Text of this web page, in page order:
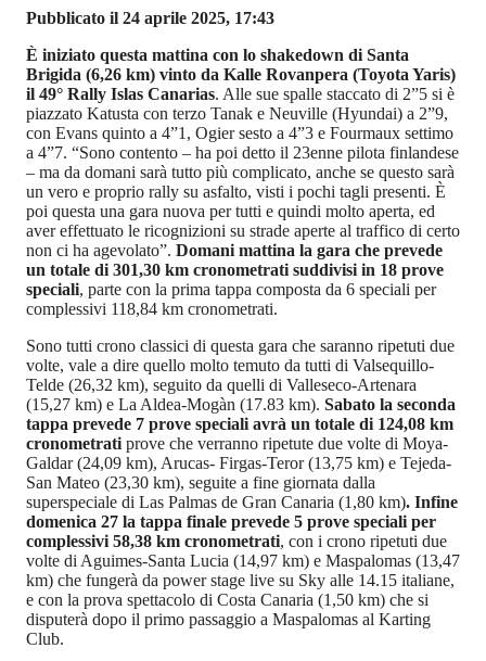
Pubblicato il 24 aprile 2025, 17:43
È iniziato questa mattina con lo shakedown di Santa
Brigida (6,26 km) vinto da Kalle Rovanpera (Toyota Yaris)
il 49° Rally Islas Canarias. Alle sue spalle staccato di 2”5 si è
piazzato Katusta con terzo Tanak e Neuville (Hyundai) a 2”9,
con Evans quinto a 4”1, Ogier sesto a 4”3 e Fourmaux settimo
a 4”7. “Sono contento – ha poi detto il 23enne pilota finlandese
– ma da domani sarà tutto più complicato, anche se questo sarà
un vero e proprio rally su asfalto, visti i pochi tagli presenti. È
poi questa una gara nuova per tutti e quindi molto aperta, ed
aver effettuato le ricognizioni su strade aperte al traffico di certo
non ci ha agevolato”. Domani mattina la gara che prevede
un totale di 301,30 km cronometrati suddivisi in 18 prove
speciali, parte con la prima tappa composta da 6 speciali per
complessivi 118,84 km cronometrati.
Sono tutti crono classici di questa gara che saranno ripetuti due
volte, vale a dire quello molto temuto da tutti di Valsequillo-
Telde (26,32 km), seguito da quelli di Valleseco-Artenara
(15,27 km) e La Aldea-Mogàn (17.83 km). Sabato la seconda
tappa prevede 7 prove speciali avrà un totale di 124,08 km
cronometrati prove che verranno ripetute due volte di Moya-
Galdar (24,09 km), Arucas- Firgas-Teror (13,75 km) e Tejeda-
San Mateo (23,30 km), seguite a fine giornata dalla
superspeciale di Las Palmas de Gran Canaria (1,80 km). Infine
domenica 27 la tappa finale prevede 5 prove speciali per
complessivi 58,38 km cronometrati, con i crono ripetuti due
volte di Aguimes-Santa Lucia (14,97 km) e Maspalomas (13,47
km) che fungerà da power stage live su Sky alle 14.15 italiane,
e con la prova spettacolo di Costa Canaria (1,50 km) che si
disputerà dopo il primo passaggio a Maspalomas al Karting
Club.